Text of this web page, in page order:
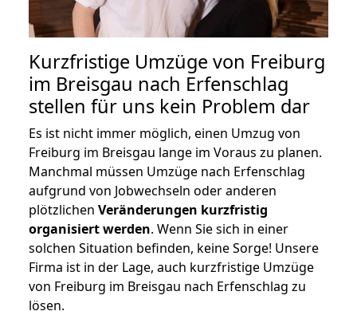
Kurzfristige Umzüge von Freiburg
im Breisgau nach Erfenschlag
stellen für uns kein Problem dar
Es ist nicht immer möglich, einen Umzug von
Freiburg im Breisgau lange im Voraus zu planen.
Manchmal müssen Umzüge nach Erfenschlag
aufgrund von Jobwechseln oder anderen
plötzlichen Veränderungen kurzfristig
organisiert werden. Wenn Sie sich in einer
solchen Situation befinden, keine Sorge! Unsere
Firma ist in der Lage, auch kurzfristige Umzüge
von Freiburg im Breisgau nach Erfenschlag zu
lösen.